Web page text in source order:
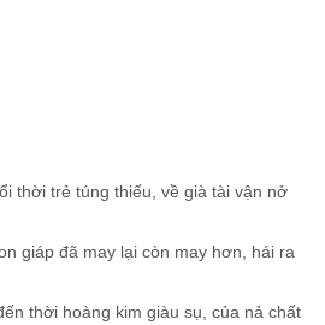
thời trẻ túng thiếu, về già tài vận nở
giáp đã may lại còn may hơn, hái ra
thời hoàng kim giàu sụ, của nả chất